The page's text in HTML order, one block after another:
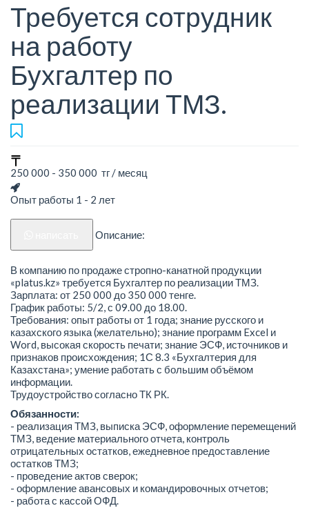
Требуется сотрудник
на работу
Бухгалтер по
реализации ТМЗ.
250 000 - 350 000 тг / месяц
Опыт работы 1 - 2 лет
Описание:
В компанию по продаже стропно-канатной продукции
«platus.kz» требуется Бухгалтер по реализации ТМЗ.
Зарплата: от 250 000 до 350 000 тенге.
График работы: 5/2, с 09.00 до 18.00.
Требования: опыт работы от 1 года; знание русского и
казахского языка (желательно); знание программ Excel и
Word, высокая скорость печати; знание ЭСФ, источников и
признаков происхождения; 1С 8.3 «Бухгалтерия для
Казахстана»; умение работать с большим объёмом
информации.
Трудоустройство согласно ТК РК.
Обязанности:
- реализация ТМЗ, выписка ЭСФ, оформление перемещений
ТМЗ, ведение материального отчета, контроль
отрицательных остатков, ежедневное предоставление
остатков ТМЗ;
- проведение актов сверок;
- оформление авансовых и командировочных отчетов;
- работа с кассой ОФД.